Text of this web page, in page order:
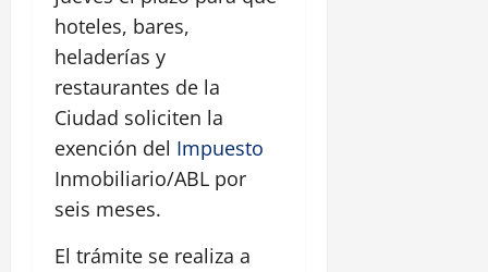
hoteles, bares,
heladerías y
restaurantes de la
Ciudad soliciten la
exención del Impuesto
Inmobiliario/ABL por
seis meses.
El trámite se realiza a